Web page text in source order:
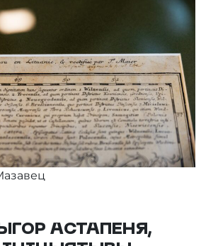
АСТАПЕНЯ,